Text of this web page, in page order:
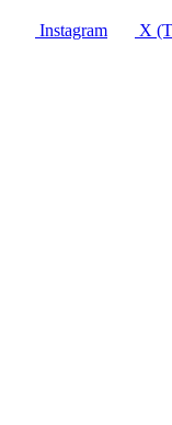
Instagram X